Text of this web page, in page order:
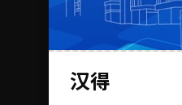
汉得